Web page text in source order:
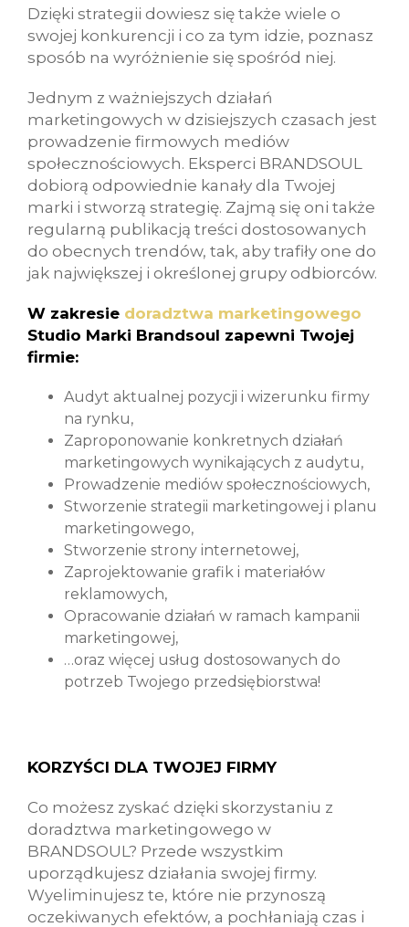
Dzięki strategii dowiesz się także wiele o
swojej konkurencji i co za tym idzie, poznasz
sposób na wyróżnienie się spośród niej.
Jednym z ważniejszych działań
marketingowych w dzisiejszych czasach jest
prowadzenie firmowych mediów
społecznościowych. Eksperci BRANDSOUL
dobiorą odpowiednie kanały dla Twojej
marki i stworzą strategię. Zajmą się oni także
regularną publikacją treści dostosowanych
do obecnych trendów, tak, aby trafiły one do
jak największej i określonej grupy odbiorców.
W zakresie doradztwa marketingowego
Studio Marki Brandsoul zapewni Twojej
firmie:
Audyt aktualnej pozycji i wizerunku firmy
na rynku,
Zaproponowanie konkretnych działań
marketingowych wynikających z audytu,
Prowadzenie mediów społecznościowych,
Stworzenie strategii marketingowej i planu
marketingowego,
Stworzenie strony internetowej,
Zaprojektowanie grafik i materiałów
reklamowych,
Opracowanie działań w ramach kampanii
marketingowej,
…oraz więcej usług dostosowanych do
potrzeb Twojego przedsiębiorstwa!
KORZYŚCI DLA TWOJEJ FIRMY
Co możesz zyskać dzięki skorzystaniu z
doradztwa marketingowego w
BRANDSOUL? Przede wszystkim
uporządkujesz działania swojej firmy.
Wyeliminujesz te, które nie przynoszą
oczekiwanych efektów, a pochłaniają czas i